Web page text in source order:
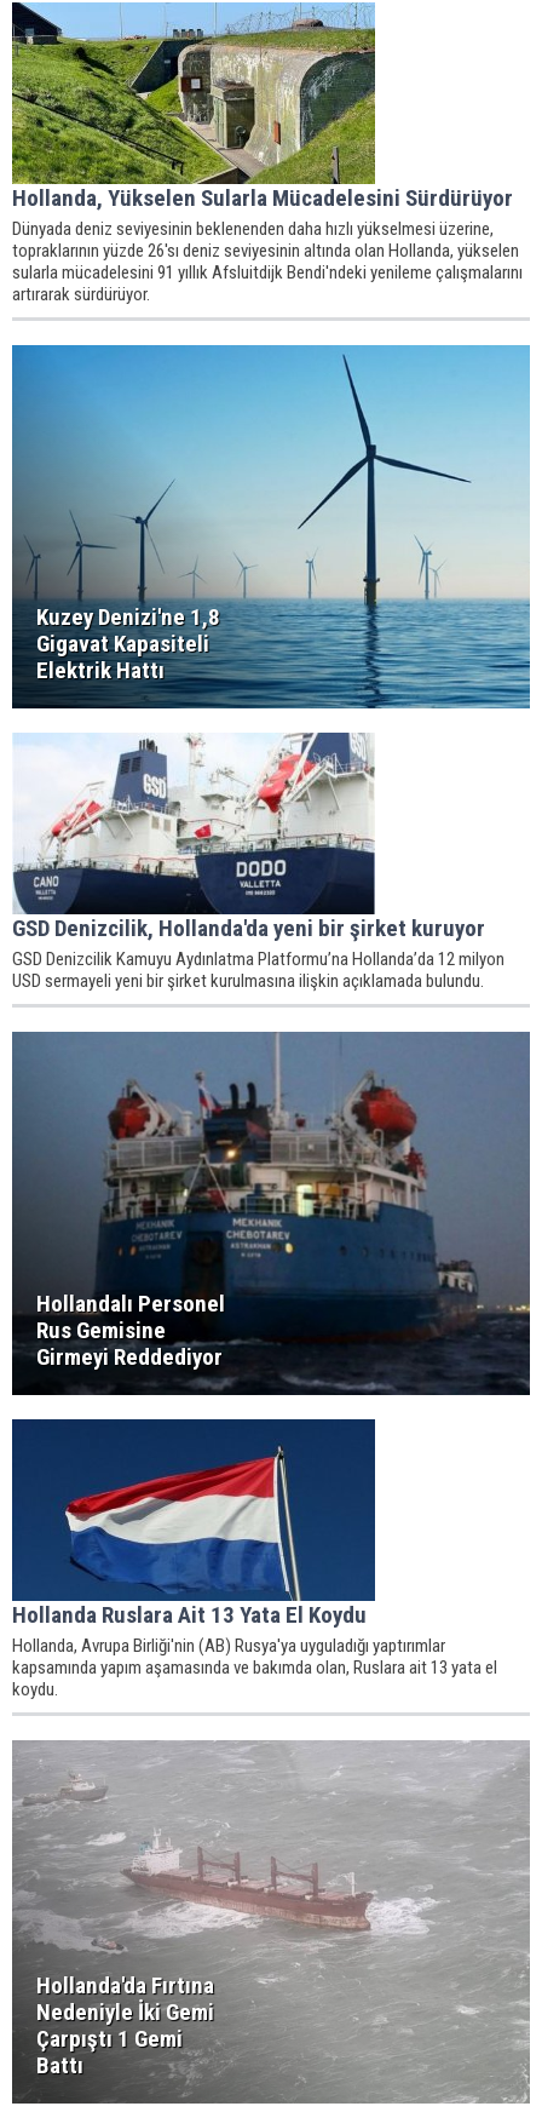
Hollanda, Yükselen Sularla Mücadelesini Sürdürüyor
Dünyada deniz seviyesinin beklenenden daha hızlı yükselmesi üzerine,
topraklarının yüzde 26'sı deniz seviyesinin altında olan Hollanda, yükselen
sularla mücadelesini 91 yıllık Afsluitdijk Bendi'ndeki yenileme çalışmalarını
artırarak sürdürüyor.
Kuzey Denizi'ne 1,8
Gigavat Kapasiteli
Elektrik Hattı
GSD Denizcilik, Hollanda'da yeni bir şirket kuruyor
GSD Denizcilik Kamuyu Aydınlatma Platformu’na Hollanda’da 12 milyon
USD sermayeli yeni bir şirket kurulmasına ilişkin açıklamada bulundu.
Hollandalı Personel
Rus Gemisine
Girmeyi Reddediyor
Hollanda Ruslara Ait 13 Yata El Koydu
Hollanda, Avrupa Birliği'nin (AB) Rusya'ya uyguladığı yaptırımlar
kapsamında yapım aşamasında ve bakımda olan, Ruslara ait 13 yata el
koydu.
Hollanda'da Fırtına
Nedeniyle İki Gemi
Çarpıştı 1 Gemi
Battı